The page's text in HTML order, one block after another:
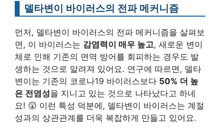
델타변이 바이러스의 전파 메커니즘
먼저, 델타변이 바이러스의 전파 메커니즘을 살펴보
면, 이 바이러스는 감염력이 매우 높고, 새로운 변이
체로 인해 기존의 면역 방어를 회피하는 경우도 발
생하는 것으로 알려져 있어요. 연구에 따르면, 델타
변이는 기존의 코로나19 바이러스보다 50% 더 높
은 전염성을 지니고 있는 것으로 나타났다고 하네
요! 😲 이런 특성 덕분에, 델타변이 바이러스는 계절
성과의 상관관계를 더욱 복잡하게 만들고 있어요.